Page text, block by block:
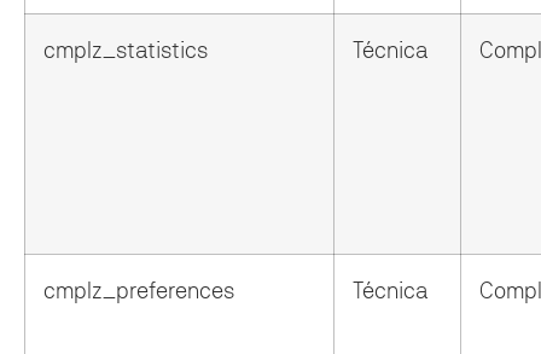
cmplz_statistics Técnica
cmplz_preferences Técnica